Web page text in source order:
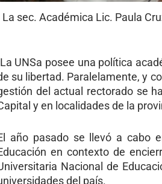
La sec. Académica Lic. Paula
La UNSa posee una política
su libertad. Paralelamente, y
del actual rectorado se
y en localidades de la
año pasado se llevó a cabo
en contexto de
Nacional de
del país.